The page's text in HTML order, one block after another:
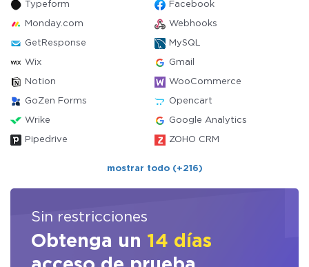
Typeform Facebook
Monday.com Webhooks
GetResponse MySQL
Wix Gmail
Notion WooCommerce
GoZen Forms Opencart
Wrike Google Analytics
Pipedrive ZOHO CRM
mostrar todo (+216)
Sin restricciones
Obtenga un 14 días